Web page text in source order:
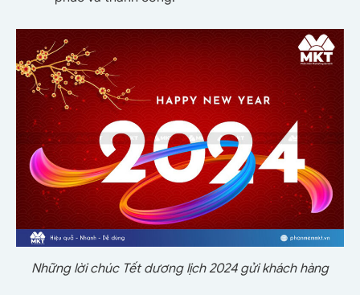
Những lời chúc Tết dương lịch 2024 gửi khách hàng